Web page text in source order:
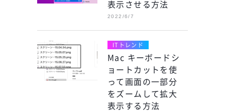
表示させる方法
2022/6/7
ITトレンド
Mac キーボードシ
ョートカットを使
って画面の一部分
をズームして拡大
表示する方法